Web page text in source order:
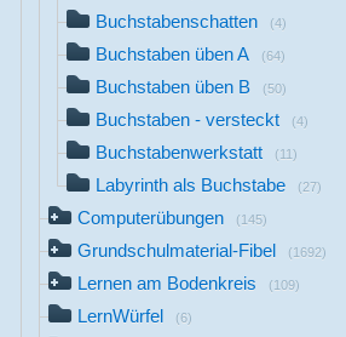
Buchstabenschatten (4)
Buchstaben üben A (64)
Buchstaben üben B (50)
Buchstaben - versteckt (4)
Buchstabenwerkstatt (11)
Labyrinth als Buchstabe (27)
Computerübungen (145)
Grundschulmaterial-Fibel (1692)
Lernen am Bodenkreis (109)
LernWürfel (6)